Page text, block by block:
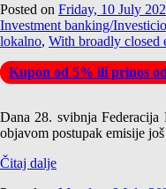
Posted on Friday, 10 July
Investment banking/
lokalno, With broadly closed
Kupon od 5% ili prinos
Dana 28. svibnja
objavom postupak emisije
Čitaj dalje